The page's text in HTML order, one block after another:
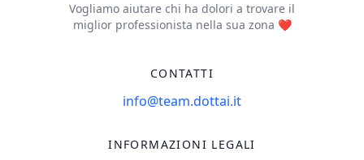
Vogliamo aiutare chi ha dolori a trovare il
miglior professionista nella sua zona ❤️
CONTATTI
info@team.dottai.it
INFORMAZIONI LEGALI